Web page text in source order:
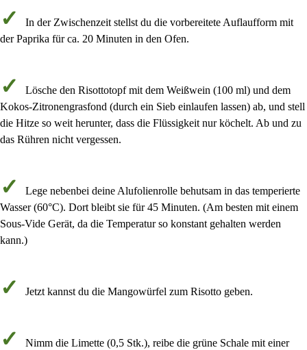
In der Zwischenzeit stellst du die vorbereitete Auflaufform mit
der Paprika für ca. 20 Minuten in den Ofen.
Lösche den Risottotopf mit dem Weißwein (100 ml) und dem
Kokos-Zitronengrasfond (durch ein Sieb einlaufen lassen) ab, und stell
die Hitze so weit herunter, dass die Flüssigkeit nur köchelt. Ab und zu
das Rühren nicht vergessen.
Lege nebenbei deine Alufolienrolle behutsam in das temperierte
Wasser (60°C). Dort bleibt sie für 45 Minuten. (Am besten mit einem
Sous-Vide Gerät, da die Temperatur so konstant gehalten werden
kann.)
Jetzt kannst du die Mangowürfel zum Risotto geben.
Nimm die Limette (0,5 Stk.), reibe die grüne Schale mit einer